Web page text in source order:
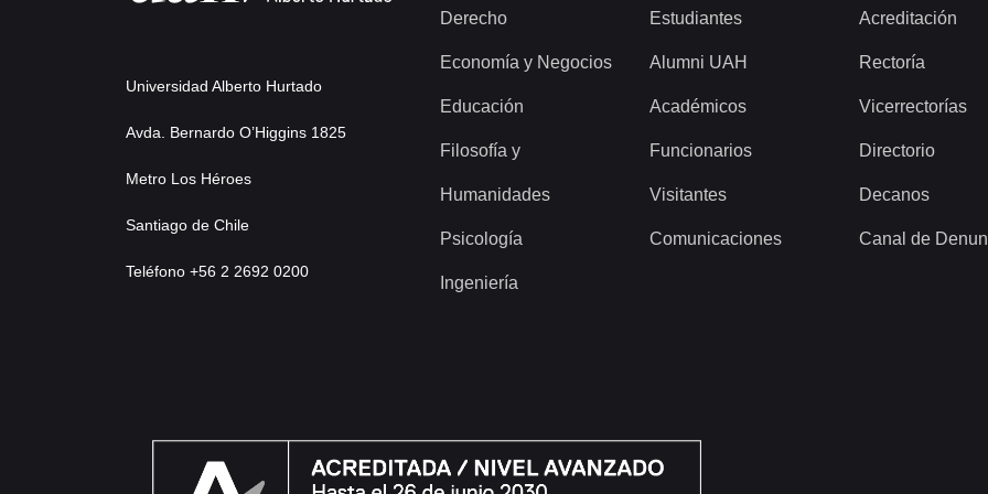
Universidad Alberto Hurtado
Avda. Bernardo O’Higgins 1825
Metro Los Héroes
Santiago de Chile
Teléfono +56 2 2692 0200
Derecho
Economía y Negocios
Educación
Filosofía y
Humanidades
Psicología
Ingeniería
Estudiantes
Alumni UAH
Académicos
Funcionarios
Visitantes
Comunicaciones
Acreditación
Rectoría
Vicerrectorías
Directorio
Decanos
Canal de